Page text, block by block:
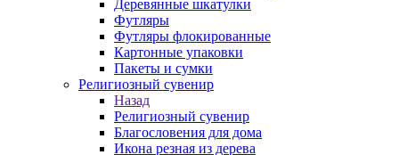
Деревянные шкатулки
Футляры
Футляры флокированные
Картонные упаковки
Пакеты и сумки
Религиозный сувенир
Назад
Религиозный сувенир
Благословения для дома
Икона резная из дерева